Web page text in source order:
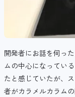
開発者にお話を伺っ
ムの中心になってい
たと感じていたが、
者がカラメルカラム